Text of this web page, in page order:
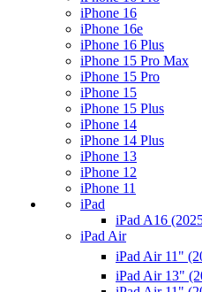
iPhone 16
iPhone 16e
iPhone 16 Plus
iPhone 15 Pro Max
iPhone 15 Pro
iPhone 15
iPhone 15 Plus
iPhone 14
iPhone 14 Plus
iPhone 13
iPhone 12
iPhone 11
iPad
iPad A16
iPad Air
iPad Air 11"
iPad Air 13"